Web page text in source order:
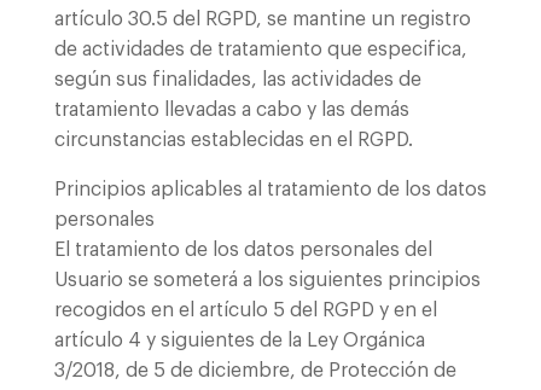
artículo 30.5 del RGPD, se mantine un registro
de actividades de tratamiento que especifica,
según sus finalidades, las actividades de
tratamiento llevadas a cabo y las demás
circunstancias establecidas en el RGPD.
Principios aplicables al tratamiento de los datos
personales
El tratamiento de los datos personales del
Usuario se someterá a los siguientes principios
recogidos en el artículo 5 del RGPD y en el
artículo 4 y siguientes de la Ley Orgánica
3/2018, de 5 de diciembre, de Protección de